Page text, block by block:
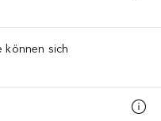
können sich